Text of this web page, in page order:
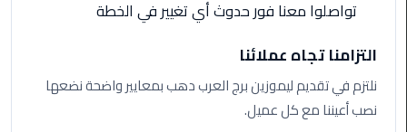
الغردقة
ليموزين
مطار
القاهرة
أسعار
تواصلوا معنا فور حدوث أي تغيير في الخطة
التزامنا تجاه عملائنا
نلتزم في تقديم ليموزين برج العرب دهب بمعايير واضحة نضعها
نصب أعيننا مع كل عميل.